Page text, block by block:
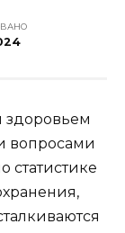
здоровьем
вопросами
статистике